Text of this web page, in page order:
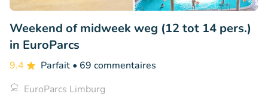
Weekend of midweek weg (12 tot 14 pers.)
in EuroParcs
9.4 Parfait • 69 commentaires
EuroParcs Limburg